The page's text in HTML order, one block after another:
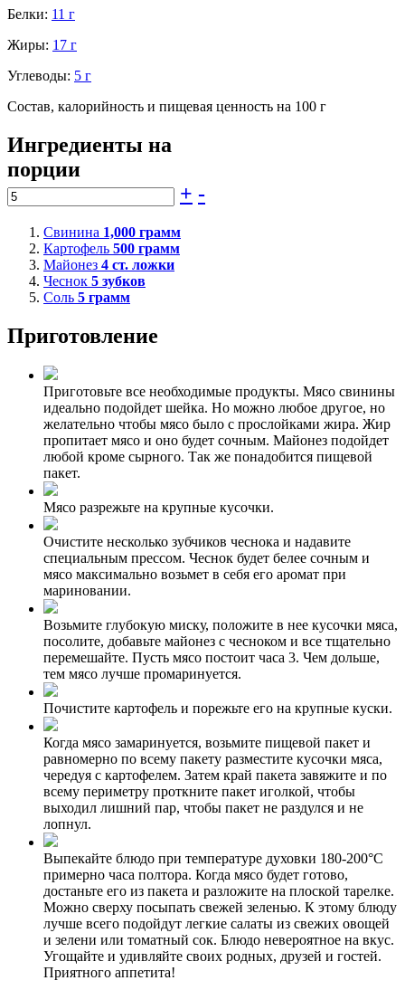
Белки: 11 г
Жиры: 17 г
Углеводы: 5 г
Состав, калорийность и пищевая ценность на 100 г
Ингредиенты на
порции
+ -
Свинина 1,000 грамм
Картофель 500 грамм
Майонез 4 ст. ложки
Чеснок 5 зубков
Соль 5 грамм
Приготовление
Приготовьте все необходимые продукты. Мясо свинины
идеально подойдет шейка. Но можно любое другое, но
желательно чтобы мясо было с прослойками жира. Жир
пропитает мясо и оно будет сочным. Майонез подойдет
любой кроме сырного. Так же понадобится пищевой
пакет.
Мясо разрежьте на крупные кусочки.
Очистите несколько зубчиков чеснока и надавите
специальным прессом. Чеснок будет белее сочным и
мясо максимально возьмет в себя его аромат при
мариновании.
Возьмите глубокую миску, положите в нее кусочки мяса,
посолите, добавьте майонез с чесноком и все тщательно
перемешайте. Пусть мясо постоит часа 3. Чем дольше,
тем мясо лучше промаринуется.
Почистите картофель и порежьте его на крупные куски.
Когда мясо замаринуется, возьмите пищевой пакет и
равномерно по всему пакету разместите кусочки мяса,
чередуя с картофелем. Затем край пакета завяжите и по
всему периметру проткните пакет иголкой, чтобы
выходил лишний пар, чтобы пакет не раздулся и не
лопнул.
Выпекайте блюдо при температуре духовки 180-200°С
примерно часа полтора. Когда мясо будет готово,
достаньте его из пакета и разложите на плоской тарелке.
Можно сверху посыпать свежей зеленью. К этому блюду
лучше всего подойдут легкие салаты из свежих овощей
и зелени или томатный сок. Блюдо невероятное на вкус.
Угощайте и удивляйте своих родных, друзей и гостей.
Приятного аппетита!